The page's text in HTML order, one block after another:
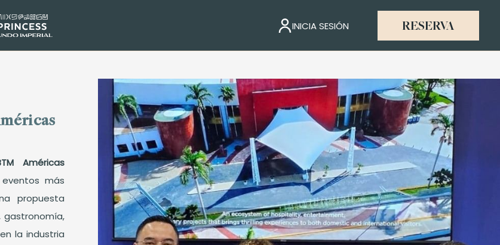
INICIA SESIÓN RESERVA
Américas
más
propuesta
gastronomía,
la industria